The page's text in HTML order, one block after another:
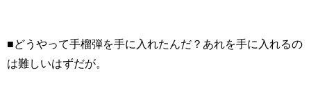
■どうやって手榴弾を手に入れたんだ？あれを手に入れるの
は難しいはずだが。